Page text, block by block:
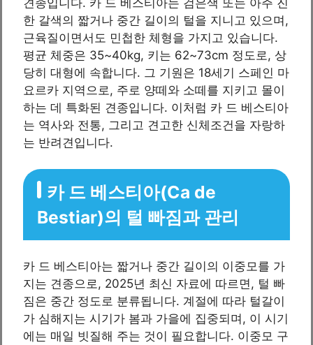
한 갈색의 짧거나 중간 길이의 털을 지니고 있으며,
근육질이면서도 민첩한 체형을 가지고 있습니다.
평균 체중은 35~40kg, 키는 62~73cm 정도로, 상
당히 대형에 속합니다. 그 기원은 18세기 스페인 마
요르카 지역으로, 주로 양떼와 소떼를 지키고 몰이
하는 데 특화된 견종입니다. 이처럼 카 드 베스티아
는 역사와 전통, 그리고 견고한 신체조건을 자랑하
는 반려견입니다.
카 드 베스티아(Ca de
Bestiar)의 털 빠짐과 관리
카 드 베스티아는 짧거나 중간 길이의 이중모를 가
지는 견종으로, 2025년 최신 자료에 따르면, 털 빠
짐은 중간 정도로 분류됩니다. 계절에 따라 털갈이
가 심해지는 시기가 봄과 가을에 집중되며, 이 시기
에는 매일 빗질해 주는 것이 필요합니다. 이중모 구